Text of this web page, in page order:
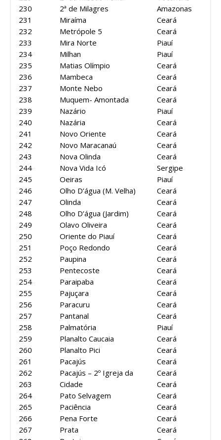
230
231
232
233
234
235
236
237
238
239
240
241
242
243
244
245
246
247
248
249
250
251
252
253
254
255
256
257
258
259
260
261
262
263
264
265
266
267
2ª de Milagres
Miraíma
Metrópole 5
Mira Norte
Milhan
Matias Olímpio
Mambeca
Monte Nebo
Muquem- Amontada
Nazário
Nazária
Novo Oriente
Novo Maracanaú
Nova Olinda
Nova Vida Icó
Oeiras
Olho D’água (M. Velha)
Olinda
Olho D’água (Jardim)
Olavo Oliveira
Oriente do Piauí
Poço Redondo
Paupina
Pentecoste
Paraipaba
Pajuçara
Paracuru
Pantanal
Palmatória
Planalto Caucaia
Planalto Pici
Pacajús
Pacajús – 2º Igreja da
Cidade
Pato Selvagem
Paciência
Pena Forte
Prata
Amazonas
Ceará
Ceará
Piauí
Piauí
Ceará
Ceará
Ceará
Ceará
Piauí
Ceará
Ceará
Ceará
Ceará
Sergipe
Piauí
Ceará
Ceará
Ceará
Ceará
Ceará
Ceará
Ceará
Ceará
Ceará
Ceará
Ceará
Ceará
Piauí
Ceará
Ceará
Ceará
Ceará
Ceará
Ceará
Ceará
Ceará
Ceará